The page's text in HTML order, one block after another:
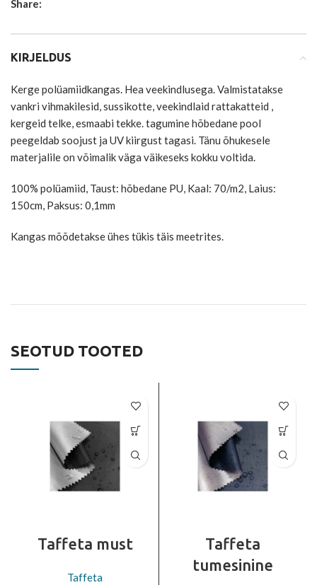
Share:
KIRJELDUS
Kerge polüamiidkangas. Hea veekindlusega. Valmistatakse
vankri vihmakilesid, sussikotte, veekindlaid rattakatteid ,
kergeid telke, esmaabi tekke. tagumine hõbedane pool
peegeldab soojust ja UV kiirgust tagasi. Tänu õhukesele
materjalile on võimalik väga väikeseks kokku voltida.
100% polüamiid, Taust: hõbedane PU, Kaal: 70/m2, Laius:
150cm, Paksus: 0,1mm
Kangas mõõdetakse ühes tükis täis meetrites.
SEOTUD TOOTED
Taffeta must
Taffeta
Taffeta
tumesinine